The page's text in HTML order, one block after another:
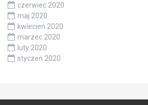
czerwiec 2020
maj 2020
kwiecień 2020
marzec 2020
luty 2020
styczeń 2020